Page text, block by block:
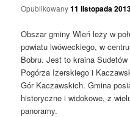
Opublikowany11 listopada
Obszar gminy Wleń leży w
powiatu lwóweckiego, w
Bobru. Jest to kraina
Pogórza Izerskiego i
Gór Kaczawskich. Gmina
historyczne i widokowe, z
panoramy.